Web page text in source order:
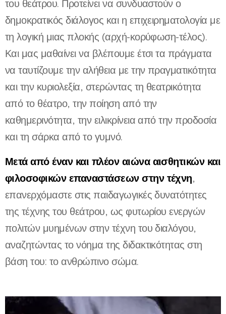
του θεάτρου. Προτείνει να συνδυαστούν ο
δημοκρατικός διάλογος και η επιχειρηματολογία με
τη λογική μιας πλοκής (αρχή-κορύφωση-τέλος).
Και μας μαθαίνει να βλέπουμε έτσι τα πράγματα
να ταυτίζουμε την αλήθεια με την πραγματικότητα
και την κυριολεξία, στερώντας τη θεατρικότητα
από το θέατρο, την ποίηση από την
καθημερινότητα, την ειλικρίνεια από την προδοσία
και τη σάρκα από το γυμνό.
Μετά από έναν και πλέον αιώνα αισθητικών και
φιλοσοφικών επαναστάσεων στην τέχνη,
επανερχόμαστε στις παιδαγωγικές δυνατότητες
της τέχνης του θεάτρου, ως φυτωρίου ενεργών
πολιτών μυημένων στην τέχνη του διαλόγου,
αναζητώντας το νόημα της διδακτικότητας στη
βάση του: το ανθρώπινο σώμα.